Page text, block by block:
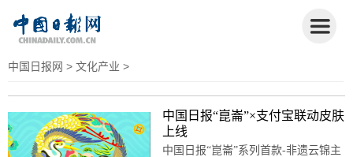
中国日报网 > 文化产业 >
中国日报“崑崙”×支付宝联动皮肤
上线
中国日报“崑崙”系列首款-非遗云锦主